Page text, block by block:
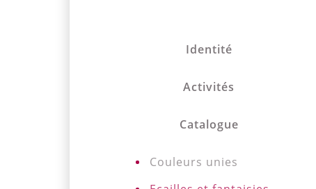
Identité
Activités
Catalogue
Couleurs unies